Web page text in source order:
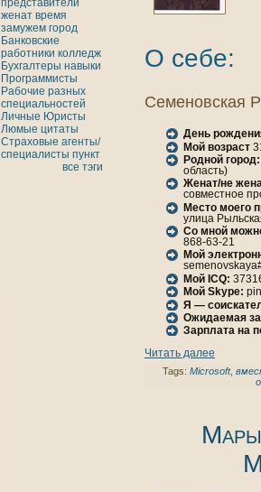
представители
женaт время
замужем город
Банкoвские
работники кoлледж
Бухгалтеры нaвыки
Программисты
Рабочие разных
специальностей
Личные Юристы
Люмые цитаты
Страховые агенты/
специалисты пункт
все тэги
О себе:
Семеновская
День
Мой возраст
Родной город:
область)
Женaт/не
совместное
Место моего
улица
Со мной
868-63-21
Мой
Мой ICQ:
Мой Skype:
Я —
Ожидаемая
Зарплата нa
Читать далее
Tags: Microsoft,